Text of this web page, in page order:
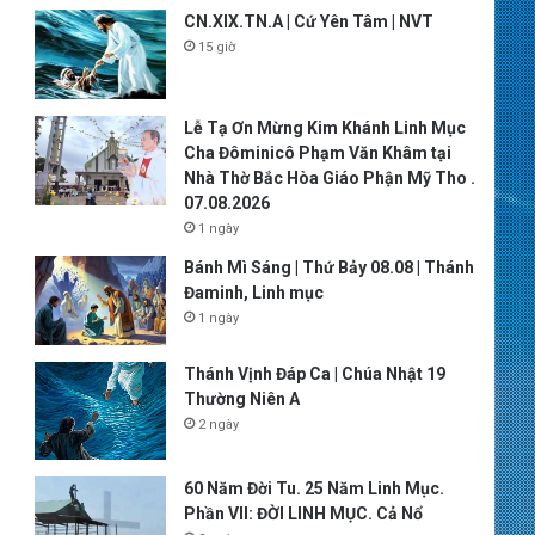
CN.XIX.TN.A | Cứ Yên Tâm | NVT
15 giờ
Lễ Tạ Ơn Mừng Kim Khánh Linh Mục
Cha Đôminicô Phạm Văn Khâm tại
Nhà Thờ Bắc Hòa Giáo Phận Mỹ Tho .
07.08.2026
1 ngày
Bánh Mì Sáng | Thứ Bảy 08.08 | Thánh
Đaminh, Linh mục
1 ngày
Thánh Vịnh Đáp Ca | Chúa Nhật 19
Thường Niên A
2 ngày
60 Năm Đời Tu. 25 Năm Linh Mục.
Phần VII: ĐỜI LINH MỤC. Cả Nổ